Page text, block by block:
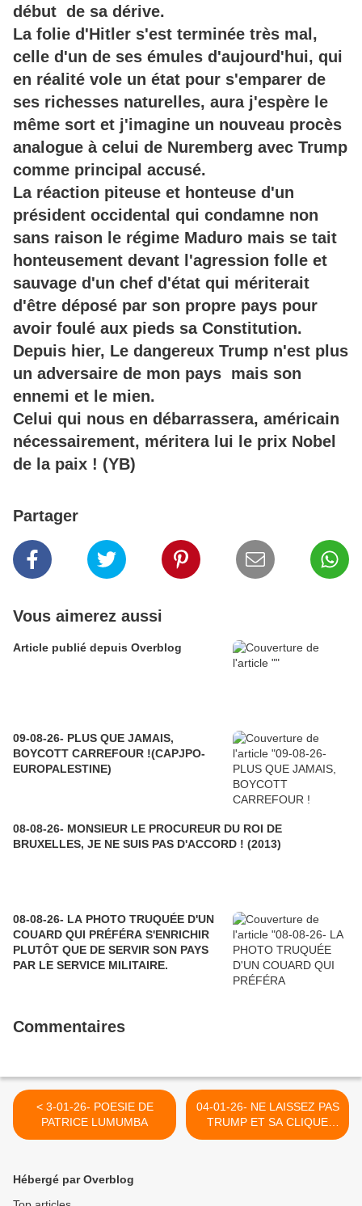
début de sa dérive.
La folie d'Hitler s'est terminée très mal,
celle d'un de ses émules d'aujourd'hui, qui
en réalité vole un état pour s'emparer de
ses richesses naturelles, aura j'espère le
même sort et j'imagine un nouveau procès
analogue à celui de Nuremberg avec Trump
comme principal accusé.
La réaction piteuse et honteuse d'un
président occidental qui condamne non
sans raison le régime Maduro mais se tait
honteusement devant l'agression folle et
sauvage d'un chef d'état qui mériterait
d'être déposé par son propre pays pour
avoir foulé aux pieds sa Constitution.
Depuis hier, Le dangereux Trump n'est plus
un adversaire de mon pays mais son
ennemi et le mien.
Celui qui nous en débarrassera, américain
nécessairement, méritera lui le prix Nobel
de la paix ! (YB)
Partager
Vous aimerez aussi
Article publié depuis Overblog
09-08-26- PLUS QUE JAMAIS,
BOYCOTT CARREFOUR !(CAPJPO-
EUROPALESTINE)
08-08-26- MONSIEUR LE PROCUREUR DU ROI DE
BRUXELLES, JE NE SUIS PAS D'ACCORD ! (2013)
08-08-26- LA PHOTO TRUQUÉE D'UN
COUARD QUI PRÉFÉRA S'ENRICHIR
PLUTÔT QUE DE SERVIR SON PAYS
PAR LE SERVICE MILITAIRE.
Commentaires
< 3-01-26- POESIE DE
PATRICE LUMUMBA
04-01-26- NE LAISSEZ PAS
TRUMP ET SA CLIQUE
MALFAISANTE IMPOSER
Hébergé par Overblog